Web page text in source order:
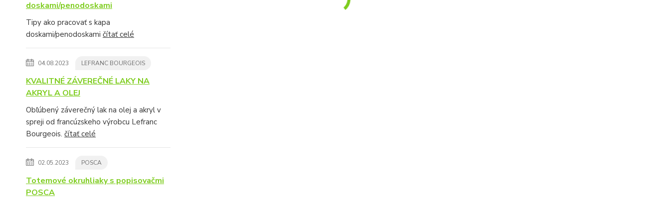
doskami/penodoskami
Tipy ako pracovať s kapa
doskami/penodoskami čítať celé
04.08.2023 LEFRANC BOURGEOIS
KVALITNÉ ZÁVEREČNÉ LAKY NA
AKRYL A OLEJ
Obľúbený záverečný lak na olej a akryl v
spreji od francúzskeho výrobcu Lefranc
Bourgeois. čítať celé
02.05.2023 POSCA
Totemové okruhliaky s popisovačmi
POSCA